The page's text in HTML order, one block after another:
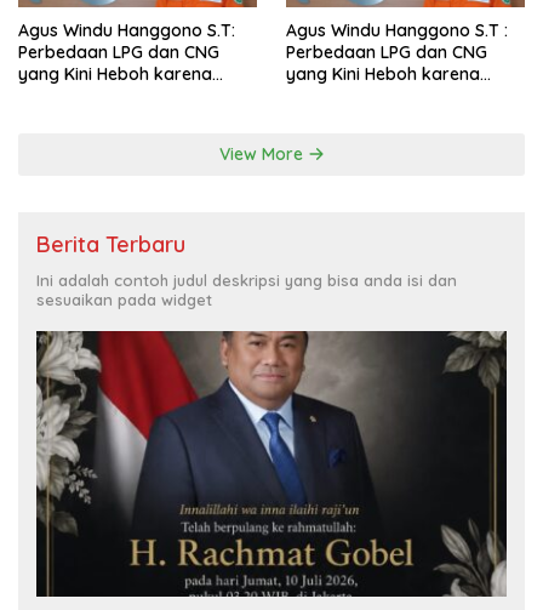
Agus Windu Hanggono S.T:
Perbedaan LPG dan CNG
yang Kini Heboh karena
Agus Windu Hanggono S.T :
Perbedaan LPG dan CNG
yang Kini Heboh karena
View More
Berita Terbaru
Ini adalah contoh judul deskripsi yang bisa anda isi dan
sesuaikan pada widget